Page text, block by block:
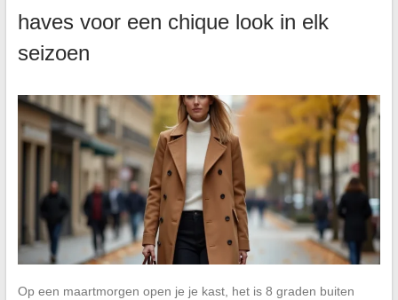
haves voor een chique look in elk
seizoen
Op een maartmorgen open je je kast, het is 8 graden buiten